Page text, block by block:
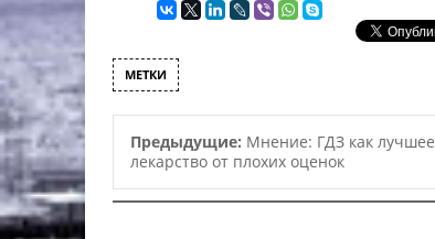
МЕТКИ
Предыдущие: Мнение: ГДЗ как лучшее
лекарство от плохих оценок